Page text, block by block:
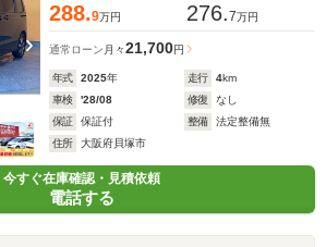
288.9万円 276.7万円
通常ローン 月々21,700円
年式 2025年 走行 4km
車検
'28/08 修復
なし
保証
保証付 整備
法定整備無
住所
大阪府貝塚市
今すぐ在庫確認・見積依頼
電話する